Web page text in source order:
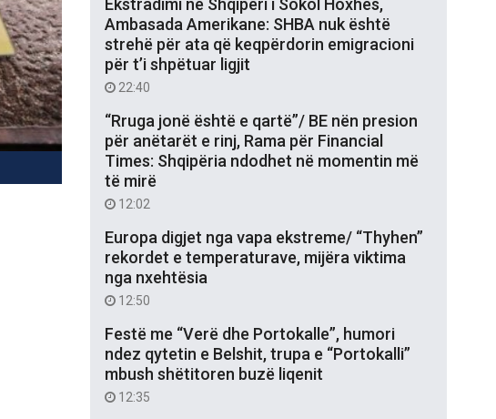
Ambasada Amerikane: SHBA nuk është
strehë për ata që keqpërdorin emigracioni
për t’i shpëtuar ligjit
22:40
“Rruga jonë është e qartë”/ BE nën presion
për anëtarët e rinj, Rama për Financial
Times: Shqipëria ndodhet në momentin më
të mirë
12:02
Europa digjet nga vapa ekstreme/ “Thyhen”
rekordet e temperaturave, mijëra viktima
nga nxehtësia
12:50
Festë me “Verë dhe Portokalle”, humori
ndez qytetin e Belshit, trupa e “Portokalli”
mbush shëtitoren buzë liqenit
12:35